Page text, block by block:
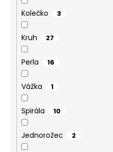
Kolečko 3
Kruh 27
Perla 16
Vážka 1
Spirála 10
Jednorožec 2